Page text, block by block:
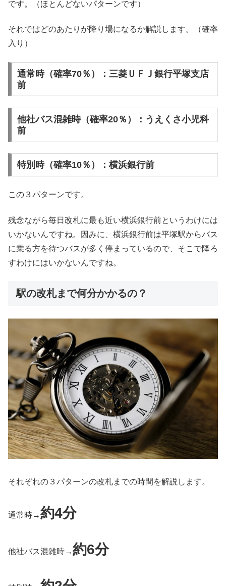
です。（ほとんどないパターンです）
それではどのあたりが降り場になるか解説します。（確率
入り）
通常時（確率70％）：三菱ＵＦＪ銀行平塚支店
前
他社バス混雑時（確率20％）：うえくさ小児科
前
特別時（確率10％）：横浜銀行前
この３パターンです。
残念ながら毎日改札に最も近い横浜銀行前というわけには
いかないんですね。因みに、横浜銀行前は平塚駅からバス
に乗る方を待つバスが多く停まっているので、そこで降ろ
すわけにはいかないんですね。
駅の改札まで何分かかるの？
それぞれの３パターンの改札までの時間を解説します。
通常時→約4分
他社バス混雑時→約6分